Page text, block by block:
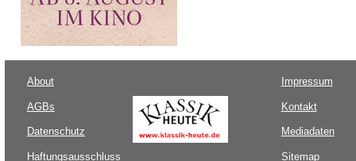
About
AGBs
Datenschutz
Haftungsausschluss
Impressum
Kontakt
Mediadaten
Sitemap